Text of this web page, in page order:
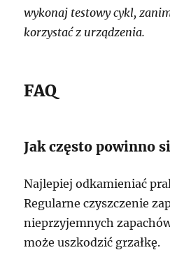
wykonaj testowy cykl,
korzystać z urządzenia.
FAQ
Jak często powinno
Najlepiej odkamieniać
Regularne czyszczenie
nieprzyjemnych
może uszkodzić grzałkę.